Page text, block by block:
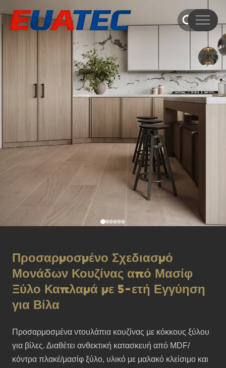
Προσαρμοσμένο Σχεδιασμό
Μονάδων Κουζίνας από Μασίφ
Ξύλο Καπλαμά με 5-ετή Εγγύηση
για Βίλα
Προσαρμοσμένα ντουλάπια κουζίνας με κόκκους ξύλου
για βίλες. Διαθέτει ανθεκτική κατασκευή από MDF/
κόντρα πλακέ/μασίφ ξύλο, υλικό με μαλακό κλείσιμο και